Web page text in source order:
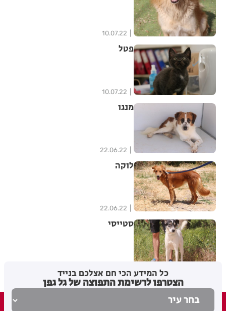
10.07.22
פטל
10.07.22
מנגו
22.06.22
לוקה
22.06.22
סטייסי
כל המידע הכי חם אצלכם בנייד
הצטרפו לרשימת התפוצה של גל גפן